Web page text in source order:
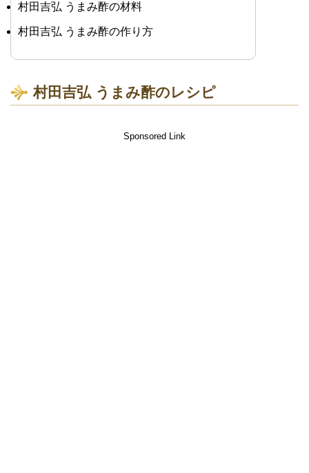
村田吉弘 うまみ酢の材料
村田吉弘 うまみ酢の作り方
村田吉弘 うまみ酢のレシピ
Sponsored Link